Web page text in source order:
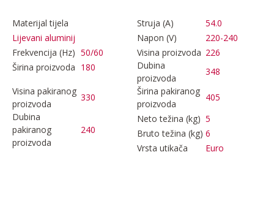
Materijal tijela
Lijevani aluminij
Struja (A)
54.0
Napon (V)
220-240
Frekvencija (Hz) 50/60 Visina proizvoda 226
Širina proizvoda 180
Dubina
proizvoda
348
Visina pakiranog
proizvoda
330
Širina pakiranog
proizvoda
405
Dubina
pakiranog
proizvoda
240
Neto težina (kg) 5
Bruto težina (kg) 6
Vrsta utikača
Euro